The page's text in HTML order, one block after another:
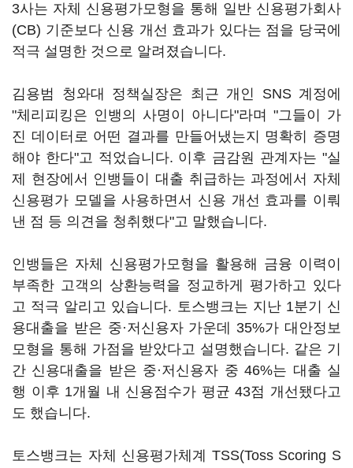
3사는 자체 신용평가모형을 통해 일반 신용평가회사
(CB) 기준보다 신용 개선 효과가 있다는 점을 당국에
적극 설명한 것으로 알려졌습니다.
김용범 청와대 정책실장은 최근 개인 SNS 계정에
"체리피킹은 인뱅의 사명이 아니다"라며 "그들이 가
진 데이터로 어떤 결과를 만들어냈는지 명확히 증명
해야 한다"고 적었습니다. 이후 금감원 관계자는 "실
제 현장에서 인뱅들이 대출 취급하는 과정에서 자체
신용평가 모델을 사용하면서 신용 개선 효과를 이뤄
낸 점 등 의견을 청취했다"고 말했습니다.
인뱅들은 자체 신용평가모형을 활용해 금융 이력이
부족한 고객의 상환능력을 정교하게 평가하고 있다
고 적극 알리고 있습니다. 토스뱅크는 지난 1분기 신
용대출을 받은 중·저신용자 가운데 35%가 대안정보
모형을 통해 가점을 받았다고 설명했습니다. 같은 기
간 신용대출을 받은 중·저신용자 중 46%는 대출 실
행 이후 1개월 내 신용점수가 평균 43점 개선됐다고
도 했습니다.
토스뱅크는 자체 신용평가체계 TSS(Toss Scoring S